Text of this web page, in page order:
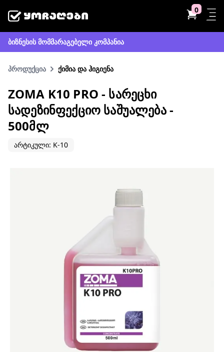
0
ბიზნესის მომმარაგებელი კომპანია
პროდუქცია ქიმია და ჰიგიენა
ZOMA K10 PRO - ᲡᲐᲠᲔᲪᲮᲘ
ᲡᲐᲓᲔᲖᲘᲜᲤᲔᲥᲪᲘᲝ ᲡᲐᲨᲣᲐᲚᲔᲑᲐ -
500ᲛᲚ
არტიკული: K-10